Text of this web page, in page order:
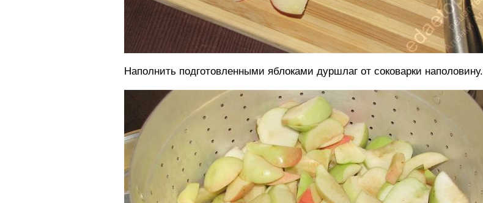
Наполнить подготовленными яблоками дуршлаг от соковарки наполовину.